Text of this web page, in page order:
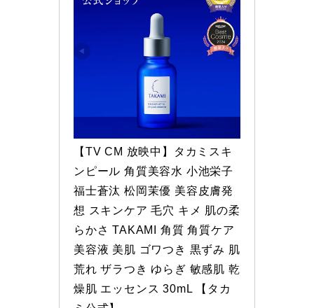
【TV CM 放映中】タカミスキ
ンピール 角質美容水 小池栄子
福士蒼汰 松岡茉優 美容皮膚発
想 スキンケア 毛穴 キメ 肌の柔
らかさ TAKAMI 角質 角質ケア
美容液 美肌 ゴワつき 黒ずみ 肌
荒れ ザラつき ゆらぎ 敏感肌 乾
燥肌 エッセンス 30mL 【タカ